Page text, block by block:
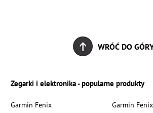
WRÓĆ DO
Zegarki i elektronika - popularne produkty
Garmin Fenix
Garmin